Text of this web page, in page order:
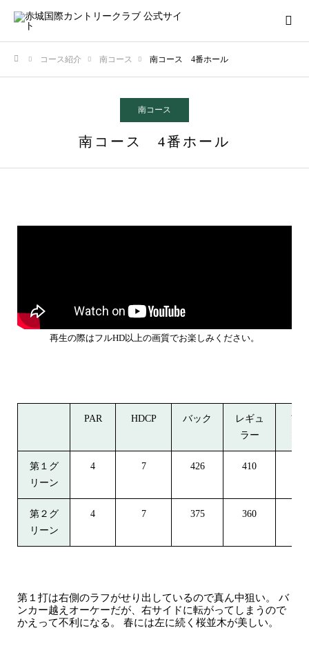
コース紹介 南コース 南コース 4番ホール
南コース
南コース 4番ホール
再生の際はフルHD以上の画質でお楽しみください。
PAR HDCP バック
レギュ
ラー
フロ
第１グ
リーン
4 7 426 410
第２グ
リーン
4 7 375 360
第１打は右側のラフがせり出しているので真ん中狙い。
バ
ンカー越えオーケーだが、右サイドに転がってしまうので
かえって不利になる。
春には左に続く桜並木が美しい。